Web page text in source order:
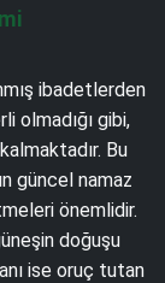
ibadetlerden
olmadığı gibi,
Bu
güncel namaz
önemlidir.
doğuşu
ise oruç tutan